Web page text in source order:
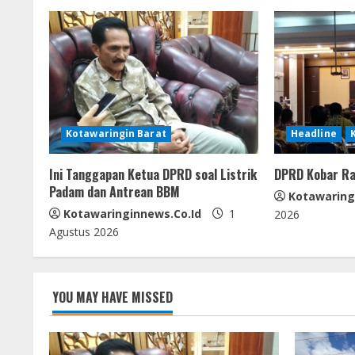
i
n
u
e
R
e
a
d
n
g
Kotawaringin Barat
Ini Tanggapan Ketua DPRD soal Listrik
Padam dan Antrean BBM
Kotawaringinnews.co.id
1
Agustus 2026
Headline
DPRD Kobar
2026
YOU MAY HAVE MISSED